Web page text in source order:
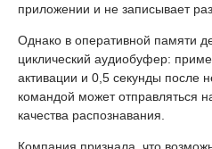
приложении и не записывает
Однако в оперативной памяти
циклический аудиобуфер:
активации и 0,5 секунды после
командой может отправляться
качества распознавания.
Компания признала, что